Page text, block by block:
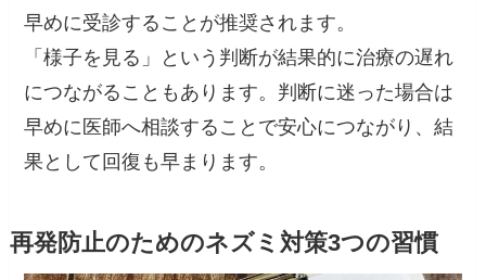
早めに受診することが推奨されます。
「様子を見る」という判断が結果的に治療の遅れ
につながることもあります。判断に迷った場合は
早めに医師へ相談することで安心につながり、結
果として回復も早まります。
再発防止のためのネズミ対策3つの習慣